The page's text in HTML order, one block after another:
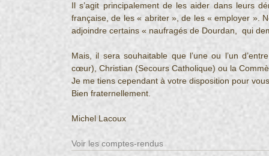
Il s’agit principalement de les aider dans leurs
française, de les « abriter », de les « employer ».
adjoindre certains « naufragés de Dourdan,  qui
Mais, il sera souhaitable que l’une ou l’un
cœur), Christian (Secours Catholique) ou la
Je me tiens cependant à votre disposition pour
Bien fraternellement.
Michel Lacoux
Voir les comptes-rendus